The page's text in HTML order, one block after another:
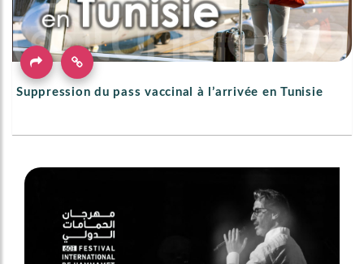
Suppression du pass vaccinal à l’arrivée en Tunisie